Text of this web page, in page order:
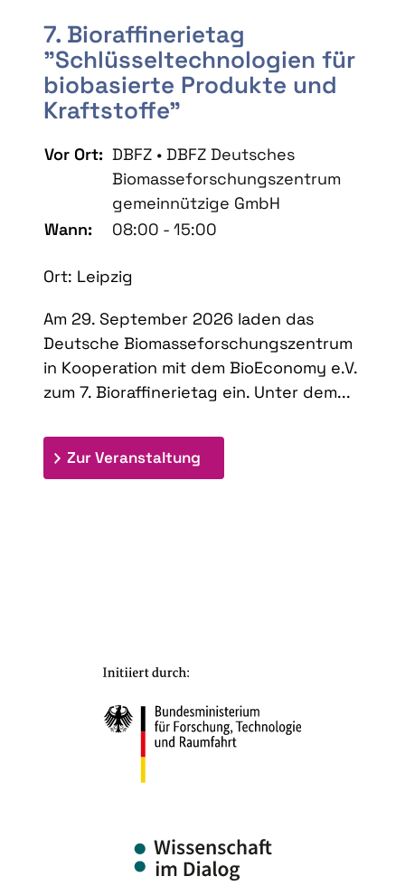
7. Bioraffinerietag
"Schlüsseltechnologien für
biobasierte Produkte und
Kraftstoffe"
Vor Ort: DBFZ • DBFZ Deutsches
Biomasseforschungszentrum
gemeinnützige GmbH
Wann:
08:00 - 15:00
Ort: Leipzig
Am 29. September 2026 laden das
Deutsche Biomasseforschungszentrum
in Kooperation mit dem BioEconomy e.V.
zum 7. Bioraffinerietag ein. Unter dem...
Zur Veranstaltung